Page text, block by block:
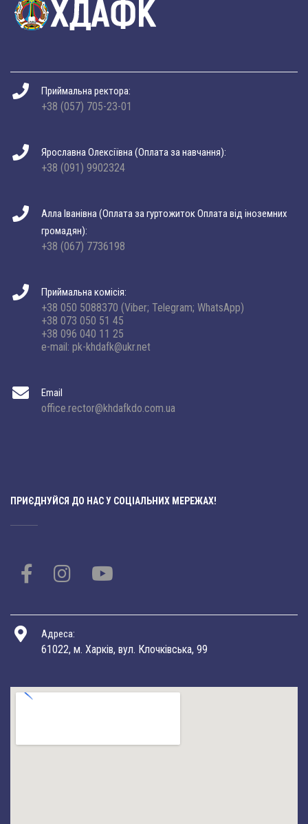
Приймальна ректора:
+38 (057) 705-23-01
Ярославна Олексіївна (Оплата за навчання):
+38 (091) 9902324
Алла Іванівна (Оплата за гуртожиток Оплата від іноземних
громадян):
+38 (067) 7736198
Приймальна комісія:
+38 050 5088370 (Viber; Telegram; WhatsApp)
+38 073 050 51 45
+38 096 040 11 25
e-mail: pk-khdafk@ukr.net
Email
office.rector@khdafkdo.com.ua
ПРИЄДНУЙСЯ ДО НАС У СОЦІАЛЬНИХ МЕРЕЖАХ!
Адреса:
61022, м. Харків, вул. Клочківська, 99